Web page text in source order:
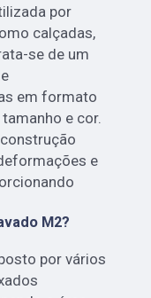
por
calçadas,
se de um
em formato
e cor.
e
M2?
por vários